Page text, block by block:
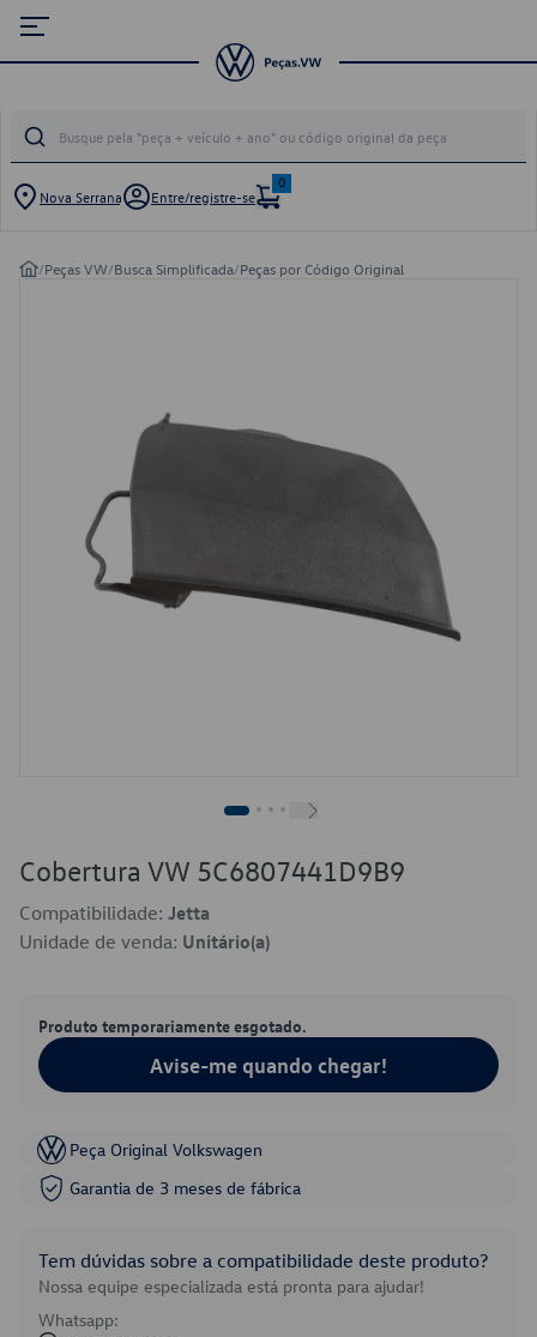
Nova Serrana Entre/registre-se
0
/Peças VW/Busca Simplificada/Peças por Código Original
Cobertura VW 5C6807441D9B9
Compatibilidade: Jetta
Unidade de venda: Unitário(a)
Produto temporariamente esgotado.
Avise-me quando chegar!
Peça Original Volkswagen
Garantia de 3 meses de fábrica
Tem dúvidas sobre a compatibilidade deste produto?
Nossa equipe especializada está pronta para ajudar!
Whatsapp: